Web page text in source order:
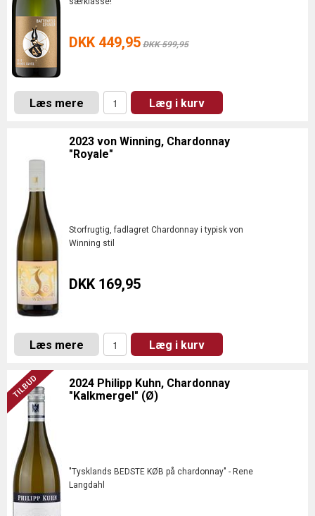
DKK 449,95 DKK 599,95
Læs mere Læg i kurv
2023 von Winning, Chardonnay
"Royale"
Storfrugtig, fadlagret Chardonnay i typisk von
Winning stil
DKK 169,95
Læs mere Læg i kurv
2024 Philipp Kuhn, Chardonnay
"Kalkmergel" (Ø)
"Tysklands BEDSTE KØB på chardonnay" - Rene
Langdahl